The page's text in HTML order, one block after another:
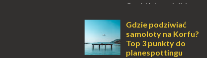
Osobiście uwielbiam
zawsze mnie fascynuje. Mały
kawałek ziemi pośrodku Bałtyku?
To zawsze brzmi jak doskonał...
Gdzie podziwiać
samoloty na Korfu?
Top 3 punkty do
planespottingu